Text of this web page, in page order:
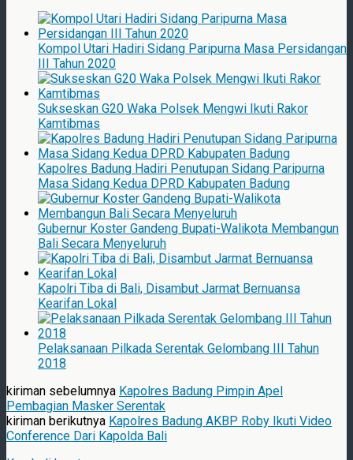
Kompol Utari Hadiri Sidang Paripurna Masa Persidangan
III Tahun 2020
Sukseskan G20 Waka Polsek Mengwi Ikuti Rakor
Kamtibmas
Kapolres Badung Hadiri Penutupan Sidang Paripurna
Masa Sidang Kedua DPRD Kabupaten Badung
Gubernur Koster Gandeng Bupati-Walikota Membangun
Bali Secara Menyeluruh
Kapolri Tiba di Bali, Disambut Jarmat Bernuansa
Kearifan Lokal
Pelaksanaan Pilkada Serentak Gelombang III Tahun
2018
kiriman sebelumnya Kapolres Badung Pimpin Apel
Pembagian Masker Serentak
kiriman berikutnya Kapolres Badung AKBP Roby Ikuti Video
Conference Dari Kapolda Bali